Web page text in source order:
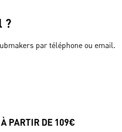
?
par téléphone ou email.
PARTIR DE 109€